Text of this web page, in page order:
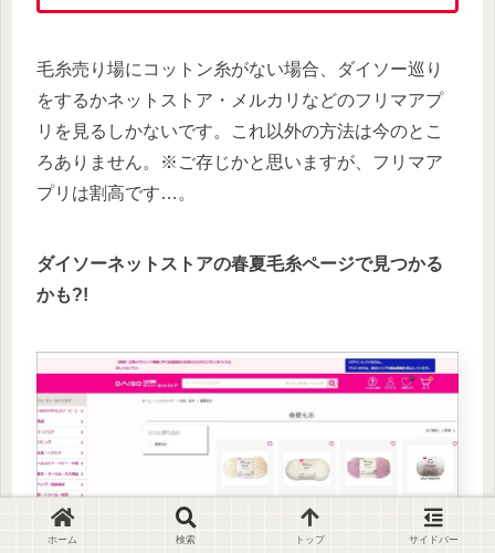
毛糸売り場にコットン糸がない場合、ダイソー巡り
をするかネットストア・メルカリなどのフリマアプ
リを見るしかないです。これ以外の方法は今のとこ
ろありません。※ご存じかと思いますが、フリマア
プリは割高です…。
ダイソーネットストアの春夏毛糸ページで見つかる
かも?!
ホーム 検索 トップ サイドバー